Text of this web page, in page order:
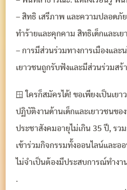
– สิทธิ เสรีภาพ และความปลอดภั
ทำร้ายและคุกคาม สิทธิเด็กและเ
– การมีส่วนร่วมทางการเมืองและ
เยาวชนถูกรับฟังและมีส่วนร่วมสร้
🪟 ใครก็สมัครได้! ขอเพียงเป็นเย
ปฏิบัติงานด้านเด็กและเยาวชนขอ
ประชาสังคมอายุไม่เกิน 35 ปี, รว
เข้าร่วมกิจกรรมทั้งออนไลน์และอ
ไม่จำเป็นต้องมีประสบการณ์ทำงา
.